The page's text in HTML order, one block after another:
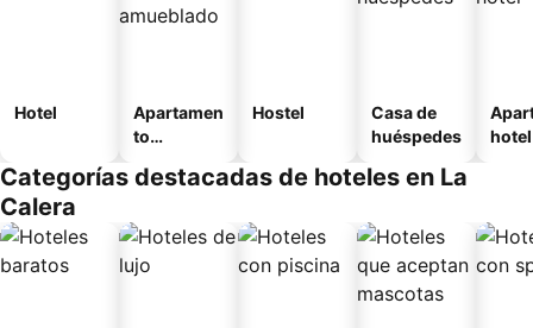
Hotel
Apartamen
to
o
Hostel
Casa de
huéspedes
hotel
Categorías destacadas de hoteles en La
Calera